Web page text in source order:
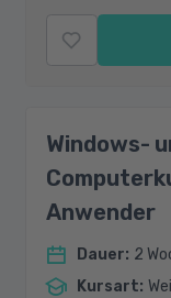
Windows-
Anwender
Dauer: 2
Kursart: